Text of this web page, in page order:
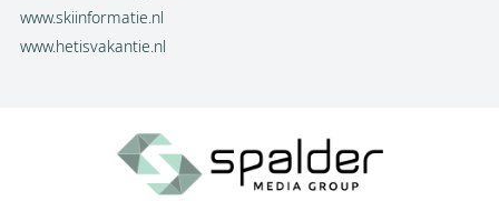
www.skiinformatie.nl
www.hetisvakantie.nl